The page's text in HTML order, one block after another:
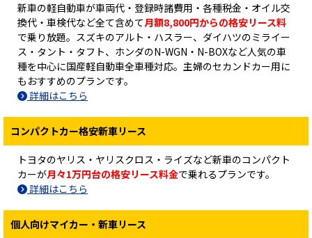
新車の軽自動車が車両代・登録時諸費用・各種税金・オイル交
換代・車検代など全て含めて月額8,800円からの格安リース料
で乗り放題。スズキのアルト・ハスラー、ダイハツのミライー
ス・タント・タフト、ホンダのN-WGN・N-BOXなど人気の車
種を中心に国産軽自動車全車種対応。主婦のセカンドカー用に
もおすすめのプランです。
詳細はこちら
コンパクトカー格安新車リース
トヨタのヤリス・ヤリスクロス・ライズなど新車のコンパクト
カーが月々1万円台の格安リース料金で乗れるプランです。
詳細はこちら
個人向けマイカー・新車リース